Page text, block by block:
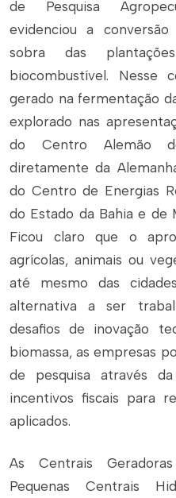
de Pesquisa
evidenciou a
sobra das
biocombustível. Nesse
gerado na fermentação
explorado nas
do Centro Alemão
diretamente da
do Centro de Energias
do Estado da Bahia e de
Ficou claro que o
agrícolas, animais ou
até mesmo das
alternativa a ser
desafios de inovação
biomassa, as empresas
de pesquisa através
incentivos fiscais para
aplicados.
As Centrais
Pequenas Centrais